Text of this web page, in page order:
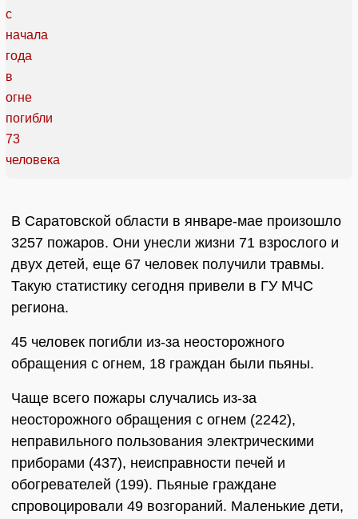
В Саратовской области в январе-мае произошло
3257 пожаров. Они унесли жизни 71 взрослого и
двух детей, еще 67 человек получили травмы.
Такую статистику сегодня привели в ГУ МЧС
региона.
45 человек погибли из-за неосторожного
обращения с огнем, 18 граждан были пьяны.
Чаще всего пожары случались из-за
неосторожного обращения с огнем (2242),
неправильного пользования электрическими
приборами (437), неисправности печей и
обогревателей (199). Пьяные граждане
спровоцировали 49 возгораний. Маленькие дети,